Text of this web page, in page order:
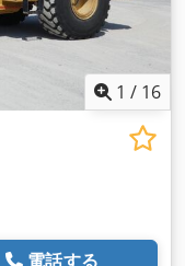
1 / 16
電話する